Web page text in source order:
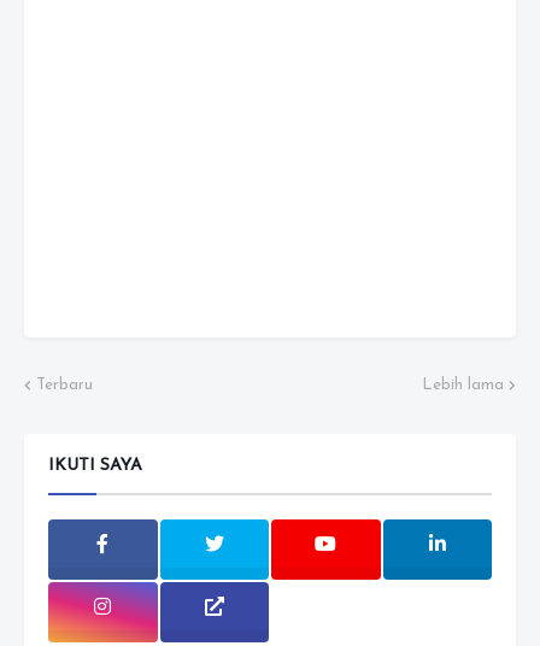
Terbaru Lebih lama
IKUTI SAYA